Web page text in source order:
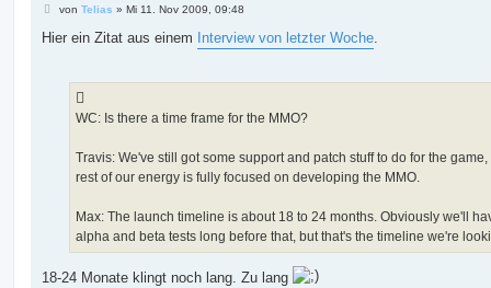
B
i
von Telias » Mi 11. Nov 2009, 09:48
Hier ein Zitat aus einem Interview von letzter Woche
WC: Is there a time frame for the MMO?
Travis: We've still got some support and patch stuff to do for the game,
rest of our energy is fully focused on developing the MMO.
Max: The launch timeline is about 18 to 24 months. Obviously we'll
alpha and beta tests long before that, but that's the timeline we're
18-24 Monate klingt noch lang. Zu lang